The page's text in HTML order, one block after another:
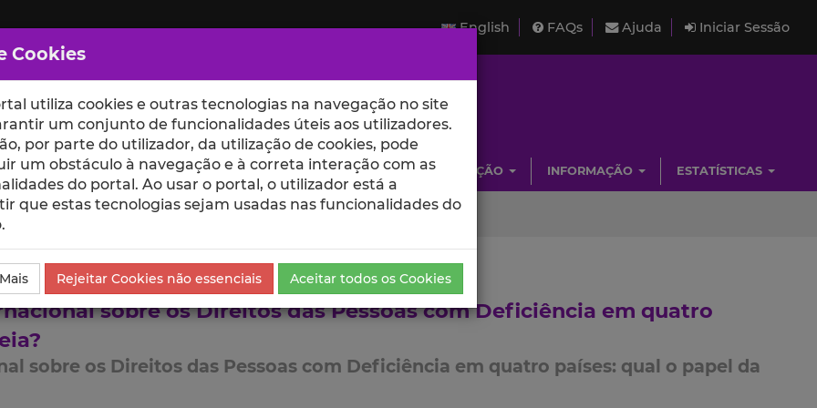
English FAQs Ajuda Iniciar Sessão
ESCOLAS UNIDADES INVESTIGAÇÃO INFORMAÇÃO ESTATÍSTICAS
sobre os Direitos das Pessoas com Deficiência em quatro
sobre os Direitos das Pessoas com Deficiência em quatro países: qual o papel da
Cookies
utiliza cookies e outras tecnologias na navegação no site
um conjunto de funcionalidades úteis aos utilizadores.
por parte do utilizador, da utilização de cookies, pode
um obstáculo à navegação e à correta interação com as
do portal. Ao usar o portal, o utilizador está a
que estas tecnologias sejam usadas nas funcionalidades do
Rejeitar Cookies não essenciais Aceitar todos os Cookies